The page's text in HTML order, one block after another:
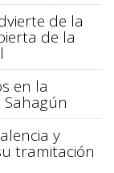
de la
de la
en la
y
tramitación